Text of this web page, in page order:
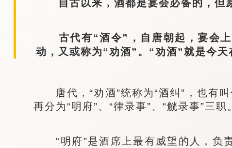
自古以来，酒都是宴会必备的，但原
古代有“酒令”，自唐朝起，宴会上
动，又或称为“劝酒”。“劝酒”就是今天
唐代，“劝酒”统称为“酒纠”，也有叫
再分为“明府”、“律录事”、“觥录事”三职
“明府”是酒席上最有威望的人，负